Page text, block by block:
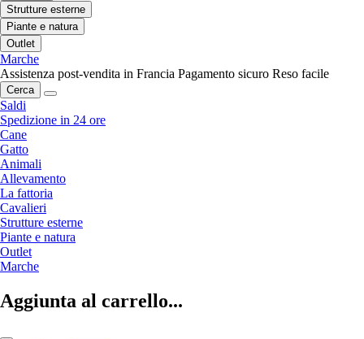
Strutture esterne
Piante e natura
Outlet
Marche
Assistenza post-vendita in Francia Pagamento sicuro Reso facile
Cerca
Saldi
Spedizione in 24 ore
Cane
Gatto
Animali
Allevamento
La fattoria
Cavalieri
Strutture esterne
Piante e natura
Outlet
Marche
Aggiunta al carrello...